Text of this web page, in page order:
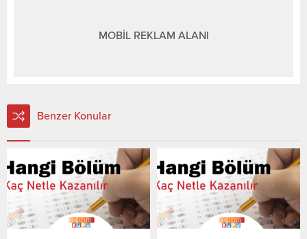
MOBİL REKLAM ALANI
Benzer Konular